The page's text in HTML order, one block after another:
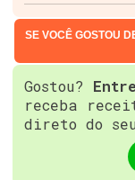
SE VOCÊ GOSTOU
Gostou?
receba
direto do